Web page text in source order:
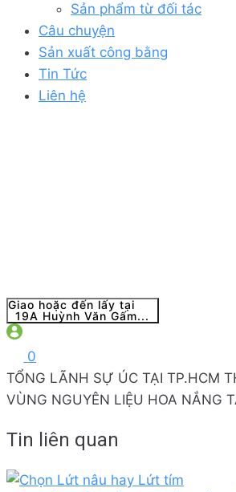
Sản phẩm từ đối tác
Câu chuyện
Sản xuất công bằng
Tin Tức
Liên hệ
Giao hoặc đến lấy tại
19A Huỳnh Văn Gấm...
0
TỔNG LÃNH SỰ ÚC TẠI TP.HCM
VÙNG NGUYÊN LIỆU HOA NẮNG
Tin liên quan